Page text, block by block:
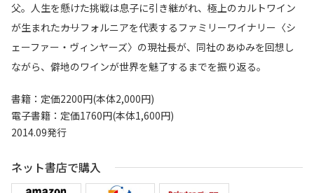
父。人生を懸けた挑戦は息子に引き継がれ、極上のカルトワイン
が生まれた――カリフォルニアを代表するファミリーワイナリー〈シ
ェーファー・ヴィンヤーズ〉の現社長が、同社のあゆみを回想し
ながら、僻地のワインが世界を魅了するまでを振り返る。
書籍：定価2200円(本体2,000円)
電子書籍：定価1760円(本体1,600円)
2014.09発行
ネット書店で購入